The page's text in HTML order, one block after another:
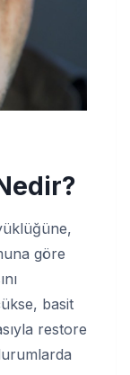
göre
basit
restore